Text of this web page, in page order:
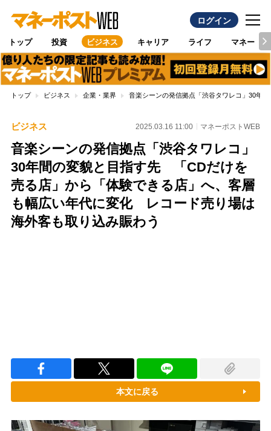
ログイン
トップ 投資 ビジネス キャリア ライフ マネー
トップ ビジネス 企業・業界 音楽シーンの発信拠点「渋谷タワレコ」30年
ビジネス 2025.03.16 11:00 マネーポストWEB
音楽シーンの発信拠点「渋谷タワレコ」
30年間の変貌と目指す先 「CDだけを
売る店」から「体験できる店」へ、客層
も幅広い年代に変化 レコード売り場は
海外客も取り込み賑わう
本文に戻る